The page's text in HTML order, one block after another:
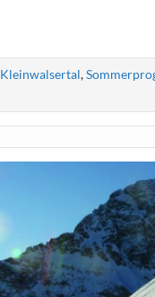
Kleinwalsertal,